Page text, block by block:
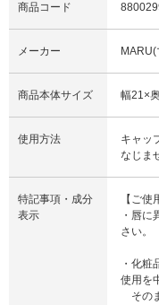
商品コード
メーカー
商品本体サイズ 幅21×
使用方法
キャッ
なじま
特記事項・成分
表示
【ご使
・唇
さい。
・化粧
使用を
その